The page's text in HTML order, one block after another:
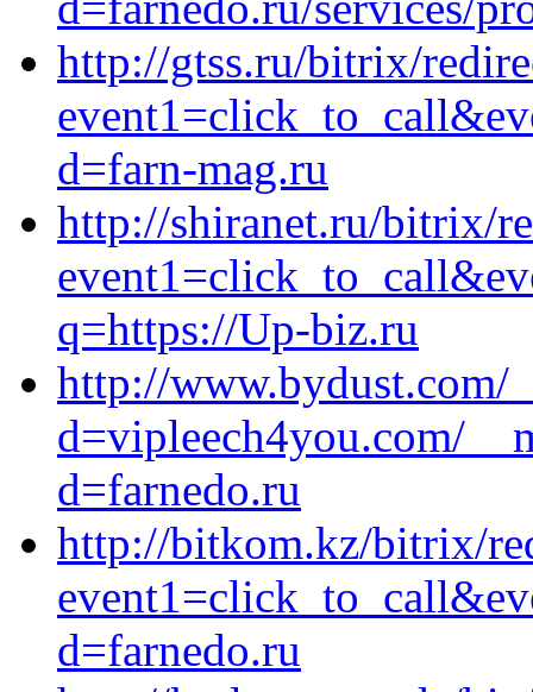
http://gtss.ru/bitrix/
d=farn-mag.ru
http://shiranet.ru/bitrix/
q=https://Up-biz.ru
http://www.bydust.com/
d=vipleech4you.com/
d=farnedo.ru
http://bitkom.kz/bitrix/
d=farnedo.ru